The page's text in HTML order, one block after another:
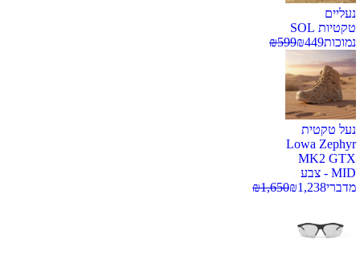
נעליים
טקטיות SOL
נמוכות
₪449
₪599
נעל טקטית
Lowa Zephyr
MK2 GTX
MID - צבע
מדברי
₪1,238
₪1,650